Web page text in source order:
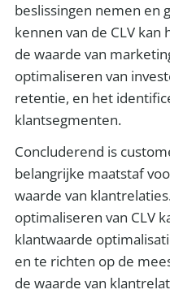
beslissingen nemen en
kennen van de CLV
de waarde van
optimaliseren van
retentie, en het
klantsegmenten.
Concluderend is
belangrijke maatstaf
waarde van
optimaliseren van CLV
klantwaarde
en te richten op de
de waarde van